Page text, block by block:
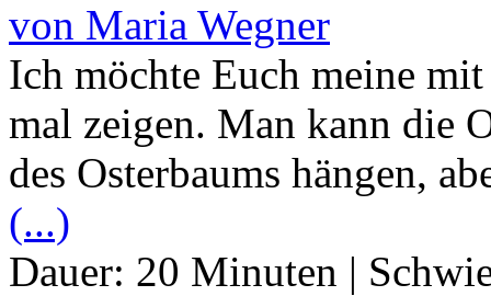
von Maria Wegner
Ich möchte Euch meine
mal zeigen. Man kann die
des Osterbaums hängen,
(...)
Dauer: 20 Minuten |